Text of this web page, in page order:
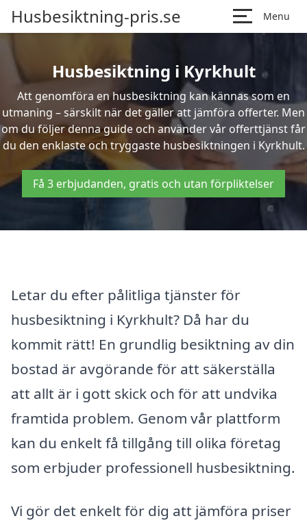
Husbesiktning-pris.se Menu
Husbesiktning i Kyrkhult
Att genomföra en husbesiktning kan kännas som en
utmaning – särskilt när det gäller att jämföra offerter. Men
om du följer denna guide och använder vår offerttjänst får
du den enklaste och tryggaste husbesiktningen i Kyrkhult.
Få 3 erbjudanden, gratis och utan förpliktelser
Letar du efter pålitliga tjänster för
husbesiktning i Kyrkhult? Då har du
kommit rätt! En grundlig besiktning av din
bostad är avgörande för att säkerställa
att allt är i gott skick och för att undvika
framtida problem. Genom vår plattform
kan du enkelt få tillgång till olika företag
som erbjuder professionell husbesiktning.
Vi gör det enkelt för dig att jämföra priser